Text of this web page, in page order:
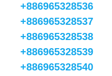
+886965328536
+886965328537
+886965328538
+886965328539
+886965328540